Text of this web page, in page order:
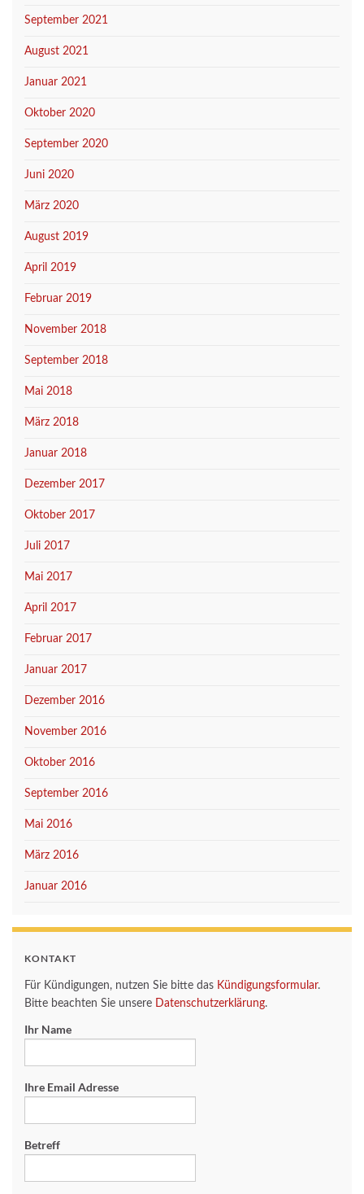
September 2021
August 2021
Januar 2021
Oktober 2020
September 2020
Juni 2020
März 2020
August 2019
April 2019
Februar 2019
November 2018
September 2018
Mai 2018
März 2018
Januar 2018
Dezember 2017
Oktober 2017
Juli 2017
Mai 2017
April 2017
Februar 2017
Januar 2017
Dezember 2016
November 2016
Oktober 2016
September 2016
Mai 2016
März 2016
Januar 2016
KONTAKT
Für Kündigungen, nutzen Sie bitte das Kündigungsformular.
Bitte beachten Sie unsere Datenschutzerklärung.
Ihr Name
Ihre Email Adresse
Betreff